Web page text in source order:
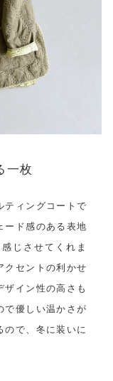
一枚
ティングコートで
ード感のある表地
じさせてくれま
クセントの利かせ
イン性の高さも
で優しい温かさが
ので、冬に装いに